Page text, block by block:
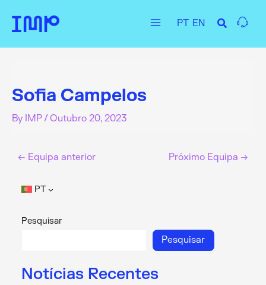
content
PT EN
Sofia Campelos
By IMP/Outubro 20, 2023
← Equipa anterior Próximo Equipa →
PT
Pesquisar
Pesquisar
Notícias Recentes